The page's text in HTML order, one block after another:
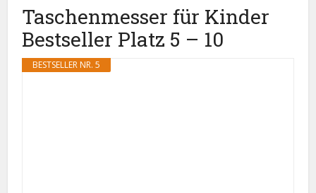
Taschenmesser für Kinder
Bestseller Platz 5 – 10
BESTSELLER NR. 5